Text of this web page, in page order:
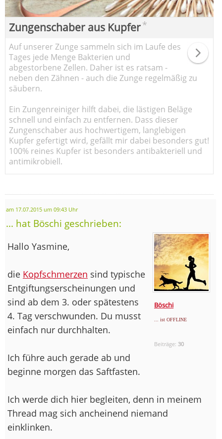
Zungenschaber aus Kupfer*
Auf unserer Zunge sammeln sich im Laufe des
Tages jede Menge Bakterien und
abgestorbene Zellen. Daher ist es ratsam -
neben den Zähnen - auch die Zunge regelmäßig zu
säubern.
Ein Zungenreiniger hilft dabei, die lästigen Beläge
schnell und einfach zu entfernen. Dass dieser
Zungenschaber aus hochwertigem, langlebigen
Kupfer gefertigt wird, gefällt mir dabei besonders gut!
100% reines Kupfer ist besonders antibakteriell und
antimikrobiell.
am 17.07.2015 um 09:43 Uhr
... hat Böschi geschrieben:
Böschi
... ist OFFLINE
Beiträge:30
Hallo Yasmine,
die Kopfschmerzen sind typische
Entgiftungserscheinungen und
sind ab dem 3. oder spätestens
4. Tag verschwunden. Du musst
einfach nur durchhalten.
Ich führe auch gerade ab und
beginne morgen das Saftfasten.
Ich werde dich hier begleiten, denn in meinem
Thread mag sich ancheinend niemand
einklinken.